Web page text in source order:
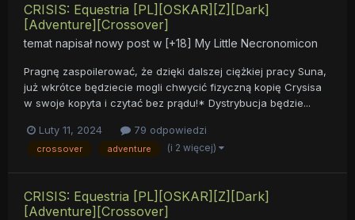
CRISIS: Equestria [PL][OSKAR][Z][Dark]
[Adventure][Crossover]
temat napisał nowy post w [+18] My Little Necronomicon
Pragnę zaspoilerować, że dzięki dalszej ciężkiej pracy Suna,
już wkrótce będziecie mogli chwycić fizyczną kopię Crysisa
w swoje kopyta i czytać bez prądu!* Dystrybucja będzie...
Luty 11, 2024 79 odpowiedzi
crossover adventure (i 2 więcej)
CRISIS: Equestria [PL][OSKAR][Z][Dark]
[Adventure][Crossover]